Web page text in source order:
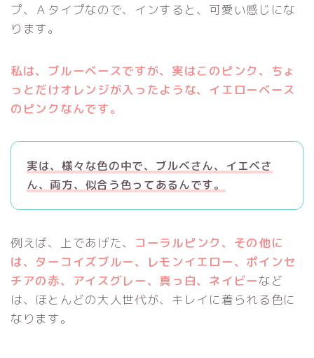
プ、Ａタイプなので、インすると、可愛い感じにな
ります。
私は、ブルーベースですが、実はこのピンク、ちょ
っとだけオレンジが入ったような、イエローベース
のピンクなんです。
実は、様々な色の中で、ブルベさん、イエベさ
ん、両方、似合う色ってあるんです。
例えば、上であげた、 コーラルピンク、その他に
は、ターコイズブルー、レモンイエロー、ポインセ
チアの赤、アイスグレー、真っ白、ネイビーなど
は、ほとんどの大人世代が、キレイに着られる色に
なります。